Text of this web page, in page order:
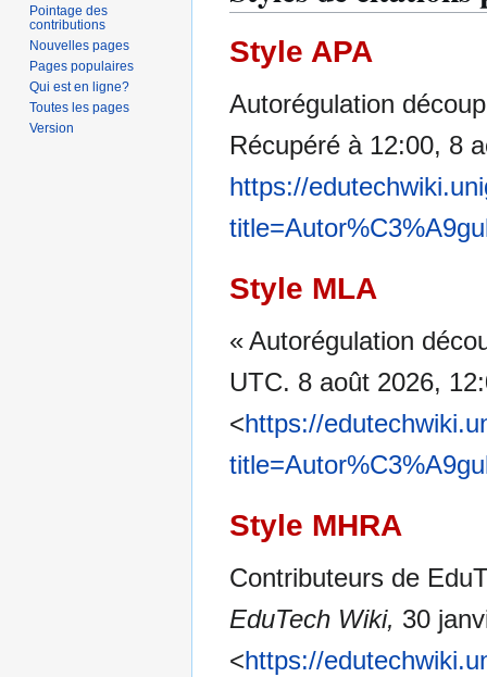
Style APA
Autorégulation
Récupéré à 12:00, 8
https://
Style MLA
« Autorégulation
UTC. 8 août 2026,
<https://
Style MHRA
Contributeurs de
EduTech Wiki, 30
<https://
Pointage des
contributions
Nouvelles pages
Pages populaires
Qui est en ligne?
Toutes les pages
Version